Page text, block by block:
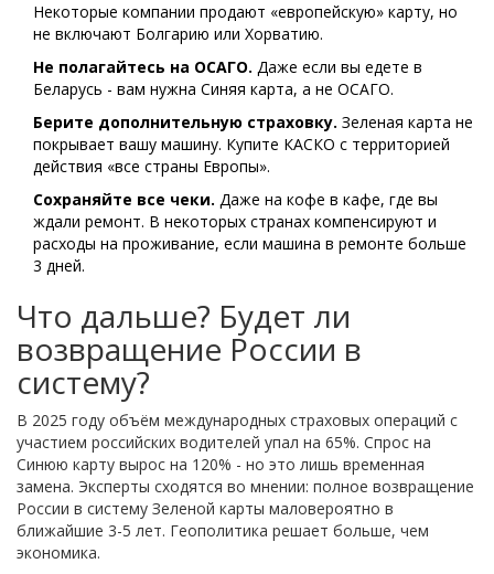
Некоторые компании продают «европейскую» карту, но
не включают Болгарию или Хорватию.
Не полагайтесь на ОСАГО. Даже если вы едете в
Беларусь - вам нужна Синяя карта, а не ОСАГО.
Берите дополнительную страховку. Зеленая карта не
покрывает вашу машину. Купите КАСКО с территорией
действия «все страны Европы».
Сохраняйте все чеки. Даже на кофе в кафе, где вы
ждали ремонт. В некоторых странах компенсируют и
расходы на проживание, если машина в ремонте больше
3 дней.
Что дальше? Будет ли
возвращение России в
систему?
В 2025 году объём международных страховых операций с
участием российских водителей упал на 65%. Спрос на
Синюю карту вырос на 120% - но это лишь временная
замена. Эксперты сходятся во мнении: полное возвращение
России в систему Зеленой карты маловероятно в
ближайшие 3-5 лет. Геополитика решает больше, чем
экономика.